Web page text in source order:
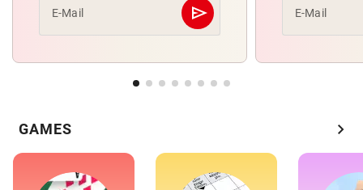
E-Mail send
Abschicken E-Mail
GAMES chevron_right